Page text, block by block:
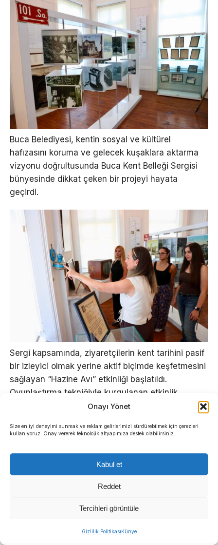
Onayı Yönet
Size en iyi deneyimi sunmak ve reklam gelirlerimizi sürdürebilmek için çerezleri
kullanıyoruz. Onay vererek teknolojik altyapımıza destek olabilirsiniz.
Kabul et
Reddet
Tercihleri görüntüle
Gizlilik PolitikasıKünye
Buca Belediyesi, kentin sosyal ve kültürel
hafızasını koruma ve gelecek kuşaklara aktarma
vizyonu doğrultusunda Buca Kent Belleği Sergisi
bünyesinde dikkat çeken bir projeyi hayata
geçirdi.
Sergi kapsamında, ziyaretçilerin kent tarihini pasif
bir izleyici olmak yerine aktif biçimde keşfetmesini
sağlayan “Hazine Avı” etkinliği başlatıldı.
Oyunlaştırma tekniğiyle kurgulanan etkinlik,
“Sergimizdeki bazı tarihi objeler sizinle konuşmak
ziyaretçileri interaktif bir serüvene davet ediyor.